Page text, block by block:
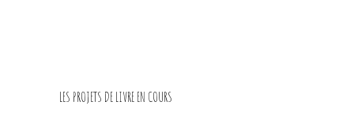
LES PROJETS DE LIVRE EN COURS